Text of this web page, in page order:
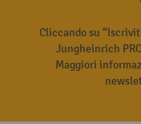
Cliccando su
Jungheinrich
Maggiori